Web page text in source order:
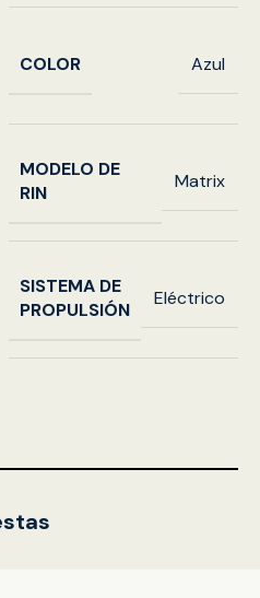
COLOR Azul
MODELO DE
RIN
Matrix
SISTEMA DE
PROPULSIÓN
Eléctrico